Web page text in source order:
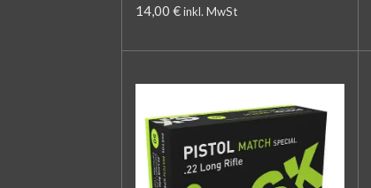
14,00 €inkl. MwSt